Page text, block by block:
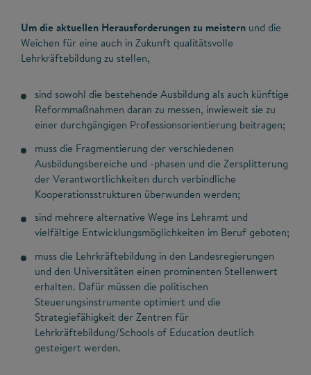
Um die aktuellen Herausforderungen zu meistern und die
Weichen für eine auch in Zukunft qualitätsvolle
Lehrkräftebildung zu stellen,
sind sowohl die bestehende Ausbildung als auch künftige
Reformmaßnahmen daran zu messen, inwieweit sie zu
einer durchgängigen Professionsorientierung beitragen;
muss die Fragmentierung der verschiedenen
Ausbildungsbereiche und -phasen und die Zersplitterung
der Verantwortlichkeiten durch verbindliche
Kooperationsstrukturen überwunden werden;
sind mehrere alternative Wege ins Lehramt und
vielfältige Entwicklungsmöglichkeiten im Beruf geboten;
muss die Lehrkräftebildung in den Landesregierungen
und den Universitäten einen prominenten Stellenwert
erhalten. Dafür müssen die politischen
Steuerungsinstrumente optimiert und die
Strategiefähigkeit der Zentren für
Lehrkräftebildung/Schools of Education deutlich
gesteigert werden.